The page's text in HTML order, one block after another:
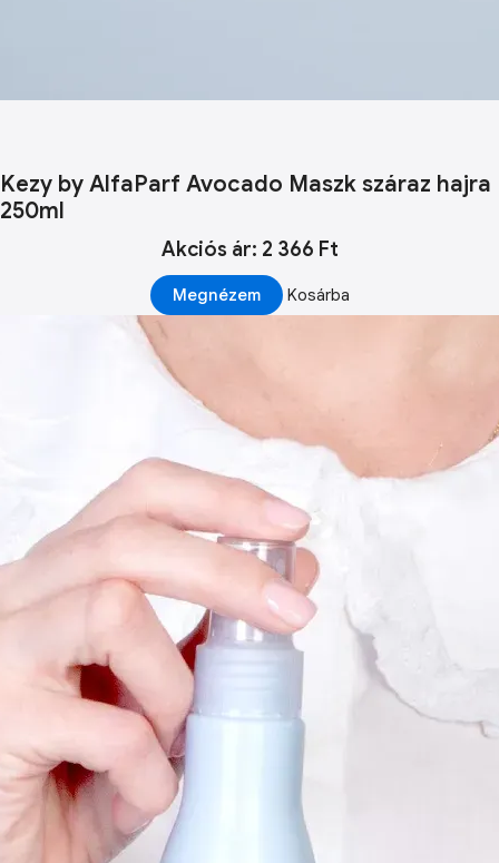
Kezy by AlfaParf Avocado Maszk száraz hajra
250ml
Akciós ár: 2 366 Ft
Megnézem Kosárba